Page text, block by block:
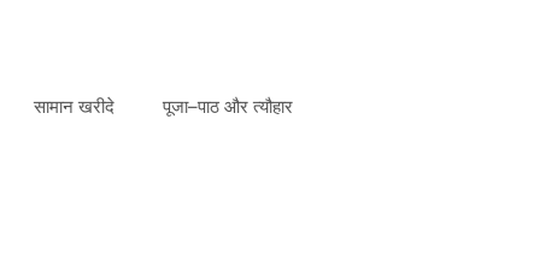
सामान खरीदे पूजा–पाठ और त्यौहार